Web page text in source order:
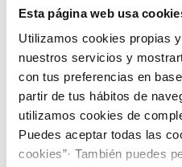
Esta página web usa
Utilizamos cookies propias
nuestros servicios y
con tus preferencias en
partir de tus hábitos de
utilizamos cookies de
Puedes aceptar todas las
cookies”· También puedes
20 MAY 2019
Andrés Martínez
de Hidrogea en